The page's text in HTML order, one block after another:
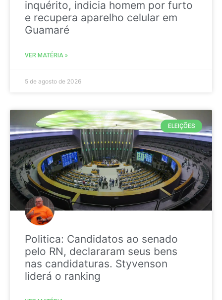
inquérito, indicia homem por furto
e recupera aparelho celular em
Guamaré
VER MATÉRIA »
5 de agosto de 2026
ELEIÇÕES
Politica: Candidatos ao senado
pelo RN, declararam seus bens
nas candidaturas. Styvenson
liderá o ranking